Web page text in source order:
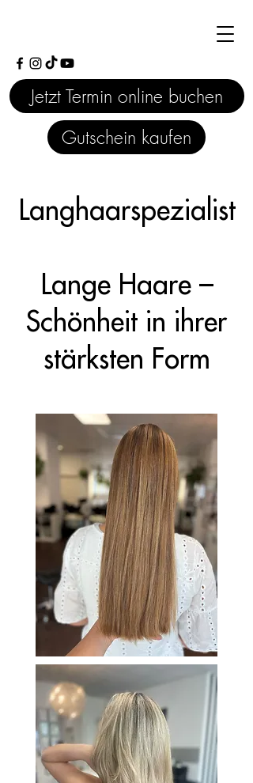
Jetzt Termin online buchen
Gutschein kaufen
Langhaarspezialist
Lange Haare –
Schönheit in ihrer
stärksten Form